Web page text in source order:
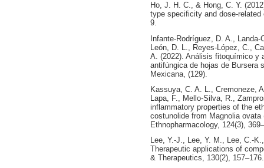
Ho, J. H. C., & Hong, C. Y.
type specificity and dose-
9.
Infante-Rodríguez, D. A.,
León, D. L., Reyes-López, C.,
A. (2022). Análisis fitoquímico y
antifúngica de hojas de Bursera
Mexicana, (129).
Kassuya, C. A. L., Cremoneze,
Lapa, F., Mello-Silva, R.,
inflammatory properties of the
costunolide from Magnolia
Ethnopharmacology, 124(3),
Lee, Y.-J., Lee, Y. M., Lee, C.-
Therapeutic applications of
& Therapeutics, 130(2), 157–176.